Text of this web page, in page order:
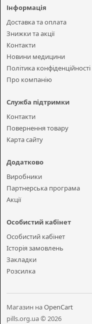
Інформація
Доставка та оплата
Знижки та акції
Контакти
Новини медицини
Політика конфіденційності
Про компанію
Служба підтримки
Контакти
Повернення товару
Карта сайту
Додатково
Виробники
Партнерська програма
Акції
Особистий кабінет
Особистий кабінет
Історія замовлень
Закладки
Розсилка
Магазин наOpenCart
pills.org.ua © 2026